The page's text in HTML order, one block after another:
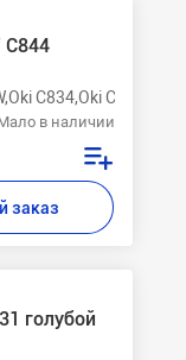
C834,Oki
в наличии
заказ
голубой